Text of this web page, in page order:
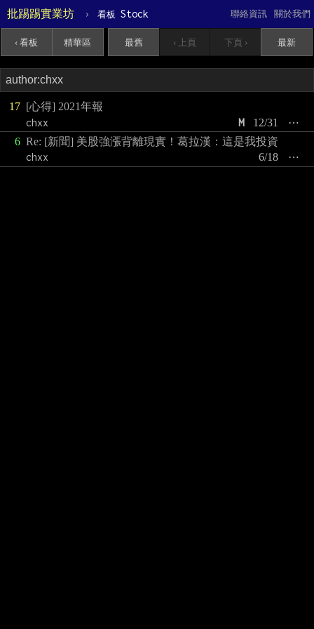
批踢踢實業坊 › 看板 Stock 關於我們
聯絡資訊
‹ 看板 精華區 最舊 ‹ 上頁 下頁 › 最新
17 [心得] 2021年報
chxx
⋯
12/31
M
6 Re: [新聞] 美股強漲背離現實！葛拉漢：這是我投資
chxx
⋯
6/18